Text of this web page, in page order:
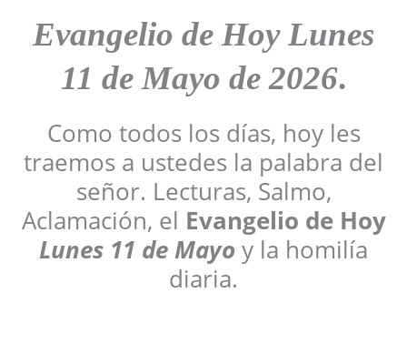
Evangelio de Hoy Lunes
11 de Mayo de 2026.
Como todos los días, hoy les
traemos a ustedes la palabra del
señor. Lecturas, Salmo,
Aclamación, el Evangelio de Hoy
Lunes 11 de Mayo y la homilía
diaria.